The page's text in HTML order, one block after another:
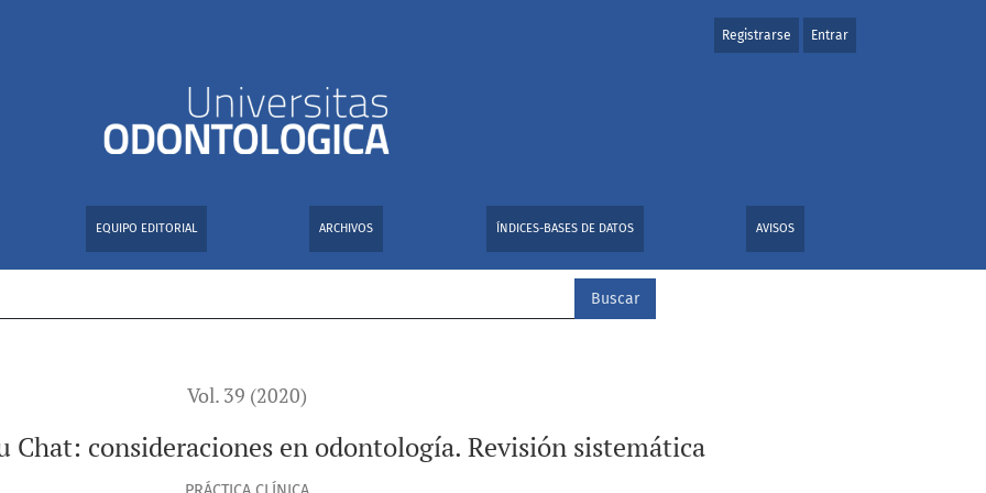
Revisión sistemática
EQUIPO EDITORIAL ARCHIVOS ÍNDICES-BASES DE DATOS AVISOS
Registrarse Entrar
Buscar
Vol. 39 (2020)
Chat: consideraciones en odontología. Revisión sistemática